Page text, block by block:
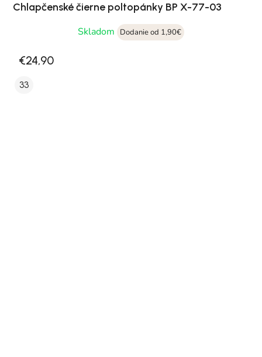
Chlapčenské čierne poltopánky BP X-77-03
Skladom
Dodanie od 1,90€
€24,90
33